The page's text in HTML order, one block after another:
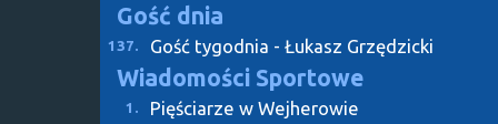
Gość dnia
137. Gość tygodnia - Łukasz Grzędzicki
Wiadomości Sportowe
1. Pięściarze w Wejherowie